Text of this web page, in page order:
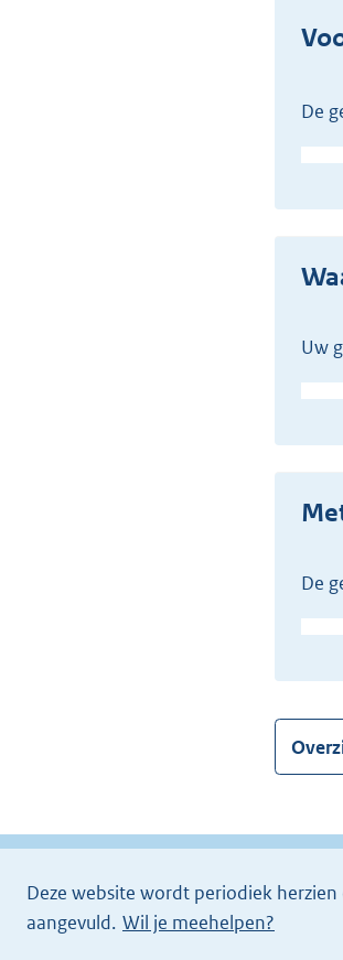
De
Deze website wordt periodiek herzien
aangevuld. Wil je meehelpen?